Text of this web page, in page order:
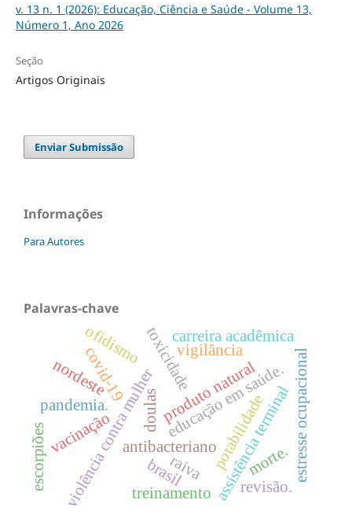
v. 13 n. 1 (2026): Educação, Ciência e Saúde - Volume 13,
Número 1, Ano 2026
Seção
Artigos Originais
Enviar Submissão
Informações
Para Autores
Palavras-chave
produto natural
antibacteriano
toxicidade
violência contra mulher
covid-19
pandemia. potabilidade
vigilância
doulas assistência terminal
morte.
carreira acadêmica
educação em saúde.estresse ocupacional
revisão.
raiva
vacinação
treinamento
ofidismo
nordeste
escorpiões brasil